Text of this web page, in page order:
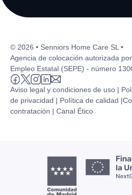
© 2026 • Senniors Home Care SL •
Agencia de colocación autorizada
Empleo Estatal (SEPE) - número
Aviso legal y condiciones de uso |
de privacidad | Política de calidad |
contratación | Canal Ético